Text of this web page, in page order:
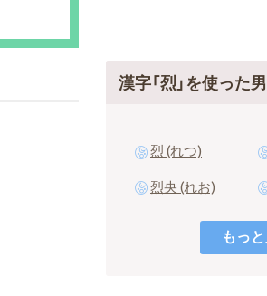
漢字「烈」を使った
烈 (れつ)
烈央 (れお)